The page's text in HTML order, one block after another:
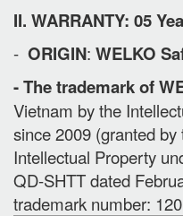
II. WARRANTY: 05
- ORIGIN: WELKO
- The trademark of
Vietnam by the
since 2009 (granted
Intellectual Property
QD-SHTT dated
trademark number: